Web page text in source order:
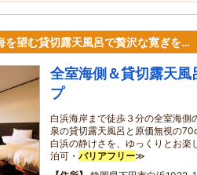
を望む貸切露天風呂で贅沢な寛ぎを…
全室海側＆貸切露天
プ
白浜海岸まで徒歩３分の全室海
泉の貸切露天風呂と原価無視の
白浜の静けさを、ゆっくりとお
泊可・ バリアフリー≫